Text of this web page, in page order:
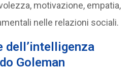
motivazione, empatia,
nelle relazioni sociali.
dell’intelligenza
Goleman